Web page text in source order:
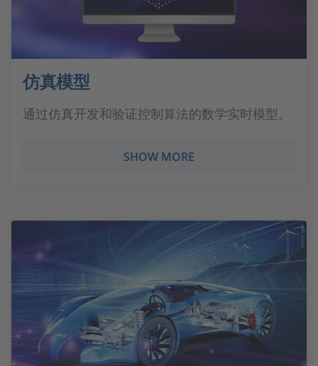
仿真模型
通过仿真开发和验证控制算法的数学实时模型。
SHOW MORE